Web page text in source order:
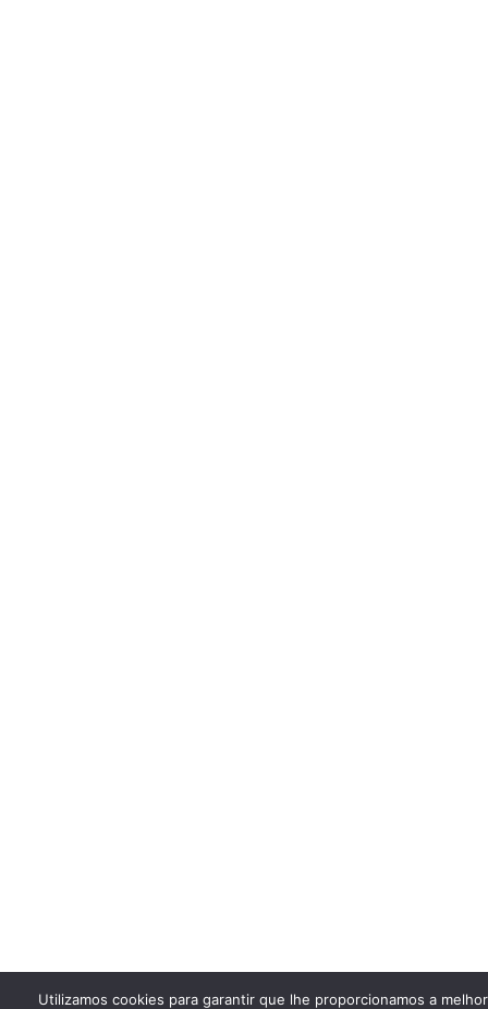
Utilizamos cookies para garantir que lhe proporcionamos a